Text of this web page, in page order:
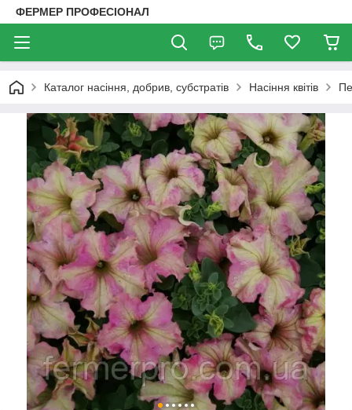
ФЕРМЕР ПРОФЕСІОНАЛ
Каталог насіння, добрив, субстратів Насіння квітів